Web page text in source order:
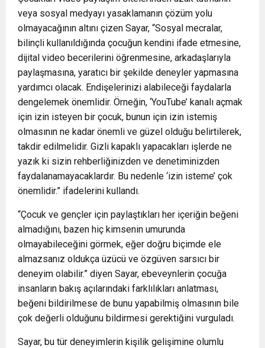
veya sosyal medyayı yasaklamanın çözüm yolu
olmayacağının altını çizen Sayar, “Sosyal mecralar,
bilinçli kullanıldığında çocuğun kendini ifade etmesine,
dijital video becerilerini öğrenmesine, arkadaşlarıyla
paylaşmasına, yaratıcı bir şekilde deneyler yapmasına
yardımcı olacak. Endişelerinizi alabileceği faydalarla
dengelemek önemlidir. Örneğin, ‘YouTube’ kanalı açmak
için izin isteyen bir çocuk, bunun için izin istemiş
olmasının ne kadar önemli ve güzel olduğu belirtilerek,
takdir edilmelidir. Gizli kapaklı yapacakları işlerde ne
yazık ki sizin rehberliğinizden ve denetiminizden
faydalanamayacaklardır. Bu nedenle ‘izin isteme’ çok
önemlidir.” ifadelerini kullandı.
“Çocuk ve gençler için paylaştıkları her içeriğin beğeni
almadığını, bazen hiç kimsenin umurunda
olmayabileceğini görmek, eğer doğru biçimde ele
almazsanız oldukça üzücü ve özgüven sarsıcı bir
deneyim olabilir.” diyen Sayar, ebeveynlerin çocuğa
insanların bakış açılarındaki farklılıkları anlatması,
beğeni bildirilmese de bunu yapabilmiş olmasının bile
çok değerli olduğunu bildirmesi gerektiğini vurguladı.
Sayar, bu tür deneyimlerin kişilik gelişimine olumlu